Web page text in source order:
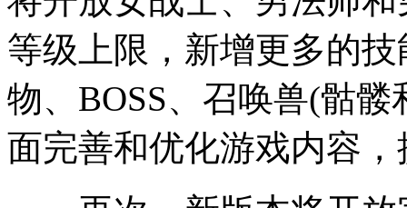
等级上限，新增更多的
物、BOSS、召唤兽(骷
面完善和优化游戏内容